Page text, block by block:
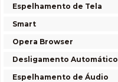
Espelhamento de Tela
Smart
Opera Browser
Desligamento Automático
Espelhamento de Áudio